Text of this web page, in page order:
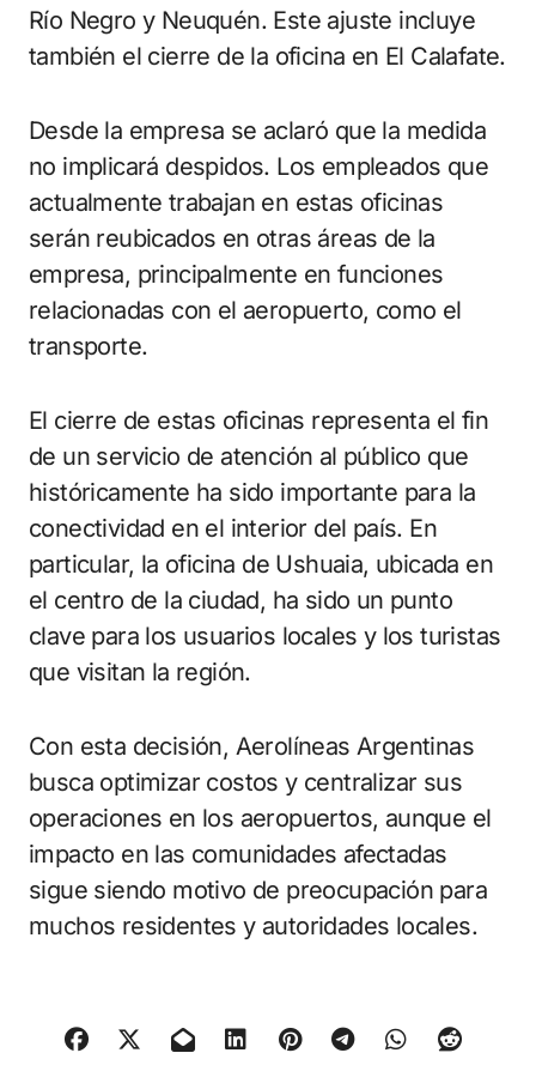
Río Negro y Neuquén. Este ajuste incluye
también el cierre de la oficina en El Calafate.
Desde la empresa se aclaró que la medida
no implicará despidos. Los empleados que
actualmente trabajan en estas oficinas
serán reubicados en otras áreas de la
empresa, principalmente en funciones
relacionadas con el aeropuerto, como el
transporte.
El cierre de estas oficinas representa el fin
de un servicio de atención al público que
históricamente ha sido importante para la
conectividad en el interior del país. En
particular, la oficina de Ushuaia, ubicada en
el centro de la ciudad, ha sido un punto
clave para los usuarios locales y los turistas
que visitan la región.
Con esta decisión, Aerolíneas Argentinas
busca optimizar costos y centralizar sus
operaciones en los aeropuertos, aunque el
impacto en las comunidades afectadas
sigue siendo motivo de preocupación para
muchos residentes y autoridades locales.